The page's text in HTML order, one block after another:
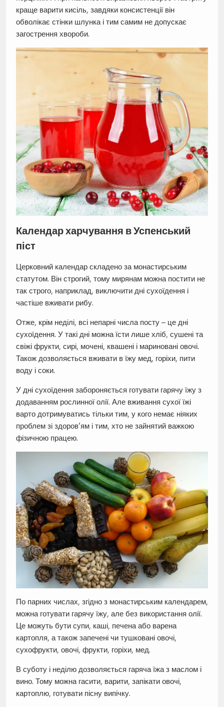
краще варити кисіль, завдяки консистенції він
обволікає стінки шлунка і тим самим не допускає
загострення хвороби.
Календар харчування в Успенський
піст
Церковний календар складено за монастирським
статутом. Він строгий, тому мирянам можна постити не
так строго, наприклад, виключити дні сухоїдення і
частіше вживати рибу.
Отже, крім неділі, всі непарні числа посту – це дні
сухоїдення. У такі дні можна їсти лише хліб, сушені та
свіжі фрукти, сирі, мочені, квашені і мариновані овочі.
Також дозволяється вживати в їжу мед, горіхи, пити
воду і соки.
У дні сухоїдення забороняється готувати гарячу їжу з
додаванням рослинної олії. Але вживання сухої їжі
варто дотримуватись тільки тим, у кого немає ніяких
проблем зі здоров’ям і тим, хто не зайнятий важкою
фізичною працею.
По парних числах, згідно з монастирським календарем,
можна готувати гарячу їжу, але без використання олії.
Це можуть бути супи, каші, печена або варена
картопля, а також запечені чи тушковані овочі,
сухофрукти, овочі, фрукти, горіхи, мед.
В суботу і неділю дозволяється гаряча їжа з маслом і
вино. Тому можна гасити, варити, запікати овочі,
картоплю, готувати пісну випічку.